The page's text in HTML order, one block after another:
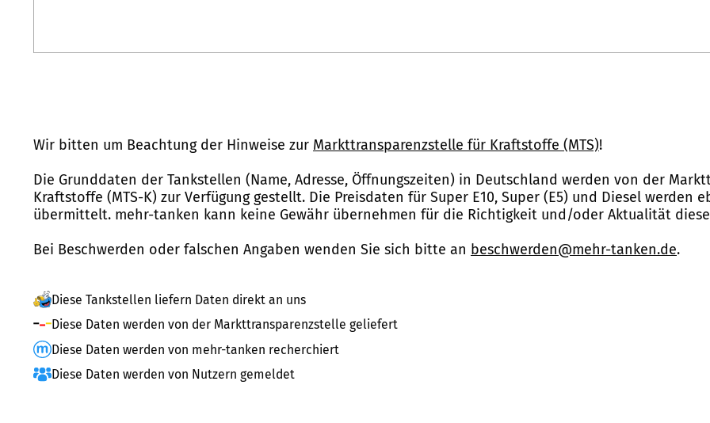
Wir bitten um Beachtung der Hinweise zur Markttransparenzstelle für Kraftstoffe (MTS)!
Die Grunddaten der Tankstellen (Name, Adresse, Öffnungszeiten) in Deutschland werden von der
Kraftstoffe (MTS-K) zur Verfügung gestellt. Die Preisdaten für Super E10, Super (E5) und Diesel werden
übermittelt. mehr-tanken kann keine Gewähr übernehmen für die Richtigkeit und/oder Aktualität
Bei Beschwerden oder falschen Angaben wenden Sie sich bitte an beschwerden@mehr-tanken.de.
Diese Tankstellen liefern Daten direkt an uns
Diese Daten werden von der Markttransparenzstelle geliefert
Diese Daten werden von mehr-tanken recherchiert
Diese Daten werden von Nutzern gemeldet